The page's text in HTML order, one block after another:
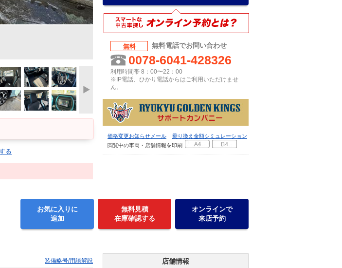
る
無料 無料電話でお問い合わせ
0078-6041-428326
利用時間帯 8：00〜22：00
※IP電話、ひかり電話からはご利用いただけませ
ん。
価格変更お知らせメール
乗り換え金額シミュレーション
閲覧中の車両・店舗情報を印刷
お気に入りに
追加
無料見積
在庫確認する
オンラインで
来店予約
装備略号/用語解説 店舗情報